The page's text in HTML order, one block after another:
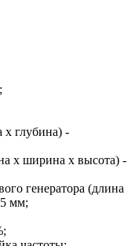
x глубина) -
x ширина x высота) -
генератора (длина
мм;